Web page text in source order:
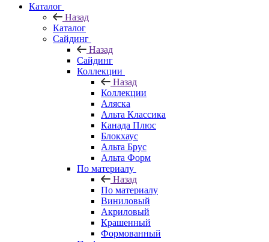
Каталог
Назад
Каталог
Сайдинг
Назад
Сайдинг
Коллекции
Назад
Коллекции
Аляска
Альта Классика
Канада Плюс
Блокхаус
Альта Брус
Альта Форм
По материалу
Назад
По материалу
Виниловый
Акриловый
Крашенный
Формованный